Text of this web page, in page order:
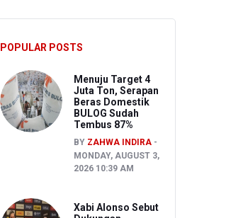
POPULAR POSTS
Menuju Target 4
Juta Ton, Serapan
Beras Domestik
BULOG Sudah
Tembus 87%
BY ZAHWA INDIRA
MONDAY, AUGUST 3,
2026 10:39 AM
Xabi Alonso Sebut